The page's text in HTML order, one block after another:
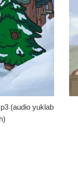
(audio yuklab